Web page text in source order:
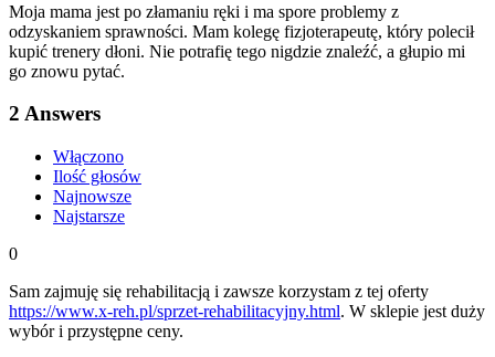
Moja mama jest po złamaniu ręki i ma spore problemy z
odzyskaniem sprawności. Mam kolegę fizjoterapeutę, który polecił
kupić trenery dłoni. Nie potrafię tego nigdzie znaleźć, a głupio mi
go znowu pytać.
2 Answers
Włączono
Ilość głosów
Najnowsze
Najstarsze
0
Sam zajmuję się rehabilitacją i zawsze korzystam z tej oferty
https://www.x-reh.pl/sprzet-rehabilitacyjny.html. W sklepie jest duży
wybór i przystępne ceny.